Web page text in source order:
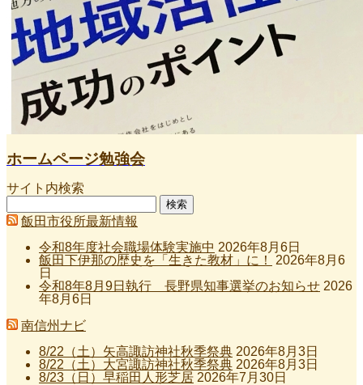
ホームページ勉強会
サイト内検索
検
索:
飯田市役所最新情報
令和8年度社会職場体験実施中 2026年8月6日
飯田下伊那の歴史を「生きた教材」に！
2026年8月6
日
令和8年8月9日執行 長野県知事選挙のお知らせ 2026
年8月6日
南信州ナビ
8/22（土）矢高諏訪神社秋季祭典 2026年8月3日
8/22（土）大宮諏訪神社秋季祭典 2026年8月3日
8/23（日）早稲田人形芝居 2026年7月30日